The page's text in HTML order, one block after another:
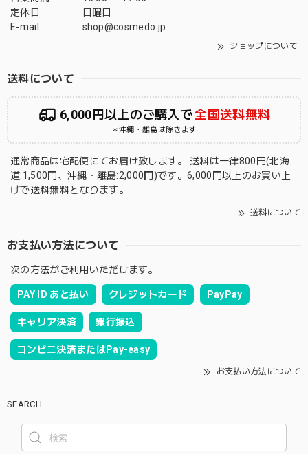
定休日
日曜日
E-mail
shop@cosmedo.jp
ショップについて
送料について
6,000円以上のご購入で全国送料無料
＊沖縄・離島は除きます
通常商品は宅配便にてお届け致します。 送料は一律800円(北海
道:1,500円、沖縄・離島:2,000円)です。6,000円以上のお買い上
げで送料無料となります。
送料について
お支払い方法について
次の方法がご利用いただけます。
PAY ID あと払い クレジットカード PayPay
キャリア決済 銀行振込
コンビニ決済またはPay-easy
お支払い方法について
SEARCH